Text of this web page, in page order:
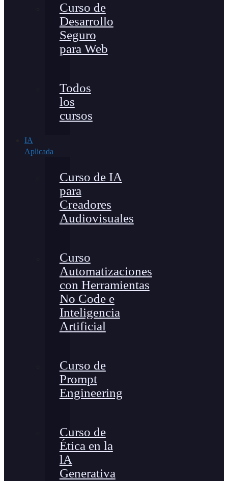
Curso de
Desarrollo
Seguro
para Web
Todos
los
cursos
IA
Aplicada
Curso de IA
para
Creadores
Audiovisuales
Curso
Automatizaciones
con Herramientas
No Code e
Inteligencia
Artificial
Curso de
Prompt
Engineering
Curso de
Ética en la
lA
Generativa